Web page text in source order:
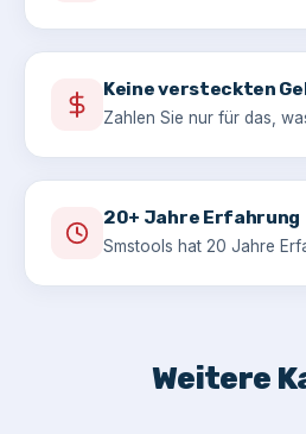
Keine versteckten
Zahlen Sie nur für das,
20+ Jahre Erfahrung
Smstools hat 20 Jahre
Weitere